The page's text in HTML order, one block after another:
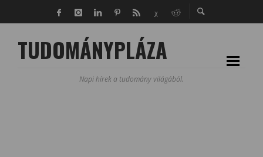
TUDOMÁNYPLÁZA
Napi hírek a tudomány világából.